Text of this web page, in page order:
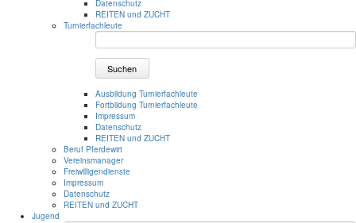
Datenschutz
REITEN und ZUCHT
Turnierfachleute
Suchen
Ausbildung Turnierfachleute
Fortbildung Turnierfachleute
Impressum
Datenschutz
REITEN und ZUCHT
Beruf Pferdewirt
Vereinsmanager
Freiwilligendienste
Impressum
Datenschutz
REITEN und ZUCHT
Jugend